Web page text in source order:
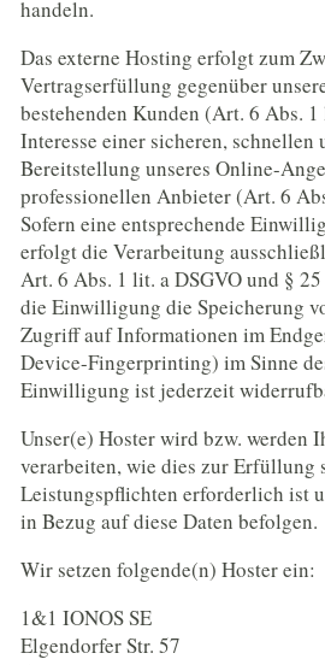
handeln.
Das externe Hosting erfolgt zum
Vertragserfüllung gegenüber
bestehenden Kunden (Art. 6 Abs.
Interesse einer sicheren, schnellen
Bereitstellung unseres Online-
professionellen Anbieter (Art. 6
Sofern eine entsprechende
erfolgt die Verarbeitung
Art. 6 Abs. 1 lit. a DSGVO und §
die Einwilligung die Speicherung
Zugriff auf Informationen im
Device-Fingerprinting) im Sinne
Einwilligung ist jederzeit
Unser(e) Hoster wird bzw. werden
verarbeiten, wie dies zur Erfüllung
Leistungspflichten erforderlich ist
in Bezug auf diese Daten befolgen.
Wir setzen folgende(n) Hoster ein:
1&1 IONOS SE
Elgendorfer Str. 57